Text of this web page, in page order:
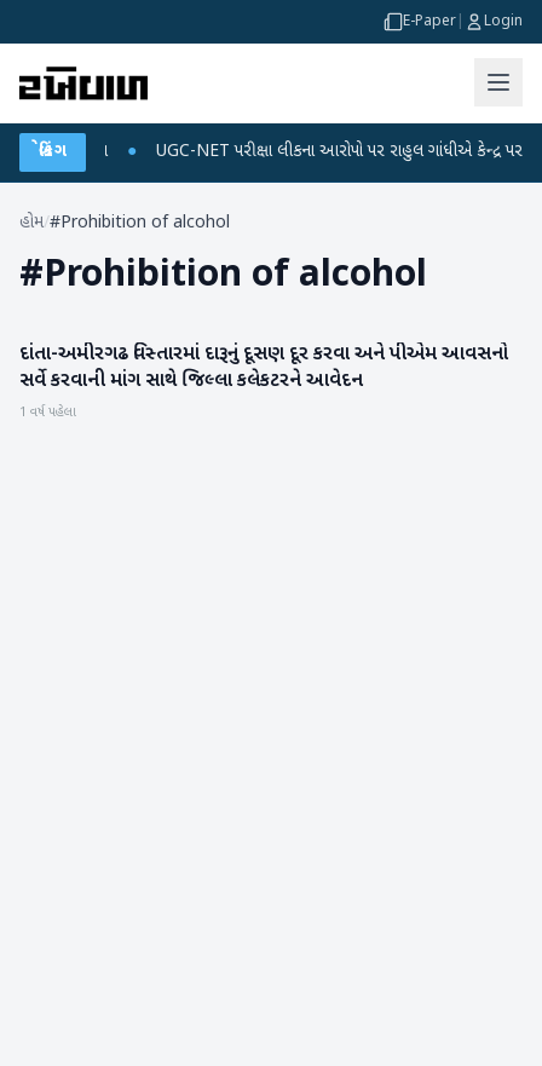
E-Paper Login
બ્રેકિંગ
ડેટા પ્લાન ● UGC-NET પરીક્ષા લીકના આરોપો પર રાહુલ ગાંધીએ કેન્દ્ર પર પ્રહાર
હોમ/#Prohibition of alcohol
#Prohibition of alcohol
બનાસકાંઠા
દાંતા-અમીરગઢ વિસ્તારમાં દારૂનું દૂસણ દૂર કરવા અને પીએમ આવસનો
સર્વે કરવાની માંગ સાથે જિલ્લા કલેકટરને આવેદન
1 વર્ષ પહેલા